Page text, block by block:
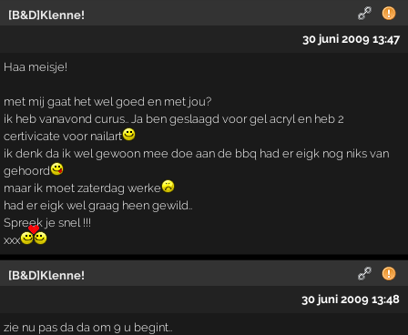
[B&D]Klenne!
30 juni 2009 13:47
Haa meisje!
met mij gaat het wel goed en met jou?
ik heb vanavond curus.. Ja ben geslaagd voor gel acryl en heb 2
certivicate voor nailart
ik denk da ik wel gewoon mee doe aan de bbq had er eigk nog niks van
gehoord
maar ik moet zaterdag werke
had er eigk wel graag heen gewild..
Spreek je snel !!!
xxx
[B&D]Klenne!
30 juni 2009 13:48
zie nu pas da da om 9 u begint..